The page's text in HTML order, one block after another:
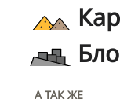
А ТАК ЖЕ